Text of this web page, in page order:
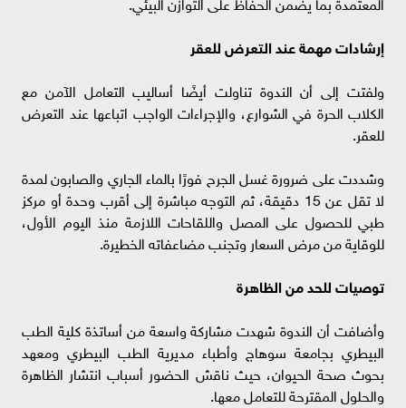
إرشادات مهمة عند التعرض للعقر
ولفتت إلى أن الندوة تناولت أيضًا أساليب التعامل الآمن مع
الكلاب الحرة في الشوارع، والإجراءات الواجب اتباعها عند التعرض
للعقر.
وشددت على ضرورة غسل الجرح فورًا بالماء الجاري والصابون لمدة
لا تقل عن 15 دقيقة، ثم التوجه مباشرة إلى أقرب وحدة أو مركز
طبي للحصول على المصل واللقاحات اللازمة منذ اليوم الأول،
للوقاية من مرض السعار وتجنب مضاعفاته الخطيرة.
توصيات للحد من الظاهرة
وأضافت أن الندوة شهدت مشاركة واسعة من أساتذة كلية الطب
البيطري بجامعة سوهاج وأطباء مديرية الطب البيطري ومعهد
بحوث صحة الحيوان، حيث ناقش الحضور أسباب انتشار الظاهرة
والحلول المقترحة للتعامل معها.